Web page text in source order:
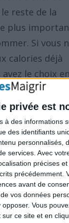
privée est
à des informations
des identifiants
personnalisés,
services. Avec
précises
précédemment.
avant de
vos données
Vous
ce site et en
reste de la
plus
Si vous
calories déjà
le choix
n'avez pas
la
par
glacée ne
ce
trouver une
écart